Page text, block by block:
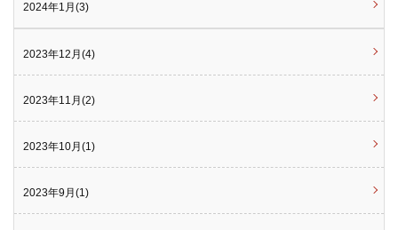
2024年1月(3)
2023年12月(4)
2023年11月(2)
2023年10月(1)
2023年9月(1)